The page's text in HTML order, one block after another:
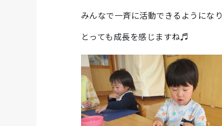
みんなで一斉に活動できるようになり
とっても成長を感じますね♬